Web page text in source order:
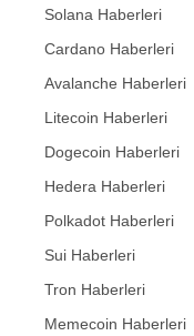
Solana Haberleri
Cardano Haberleri
Avalanche Haberleri
Litecoin Haberleri
Dogecoin Haberleri
Hedera Haberleri
Polkadot Haberleri
Sui Haberleri
Tron Haberleri
Memecoin Haberleri